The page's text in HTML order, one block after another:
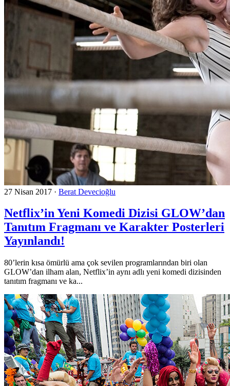
27 Nisan 2017 · Berat Devecioğlu
Netflix’in Yeni Komedi Dizisi GLOW’dan
Tanıtım Fragmanı ve Karakter Posterleri
Yayınlandı!
80’lerin kısa ömürlü ama çok sevilen programlarından biri olan
GLOW’dan ilham alan, Netflix’in aynı adlı yeni komedi dizisinden
tanıtım fragmanı ve ka...